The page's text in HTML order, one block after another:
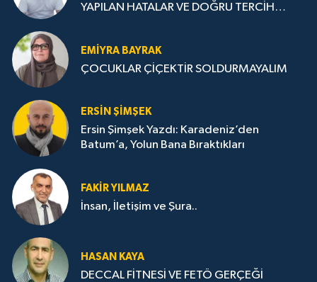
YAPILAN HATALAR VE DOĞRU TERCİH
EMIYRA BAYRAK
ÇOCUKLAR ÇİÇEKTİR SOLDURMAYALIM
ERSIN ŞIMŞEK
Ersin Şimşek Yazdı: Karadeniz’den
Batum’a, Yolun Bana Bıraktıkları
FAKIR YILMAZ
İnsan, İletişim ve Şura..
HASAN KAYA
DECCAL FİTNESİ VE FETÖ GERÇEĞİ